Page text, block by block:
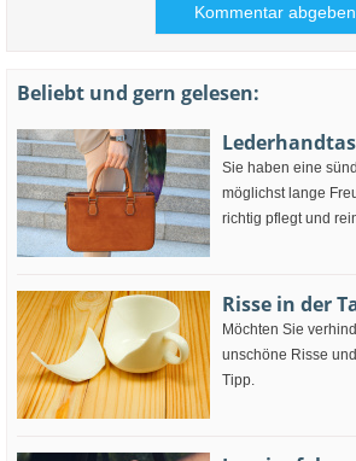
Beliebt und gern gelesen:
Sie haben eine
möglichst lange
richtig pflegt und
Risse in der
Möchten Sie
unschöne Risse
Tipp.